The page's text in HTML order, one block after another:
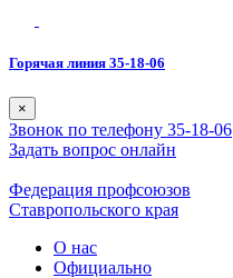
Горячая линия 35-18-06
×
Звонок по телефону 35-18-06
Задать вопрос онлайн
Федерация профсоюзов
Ставропольского края
О нас
Официально